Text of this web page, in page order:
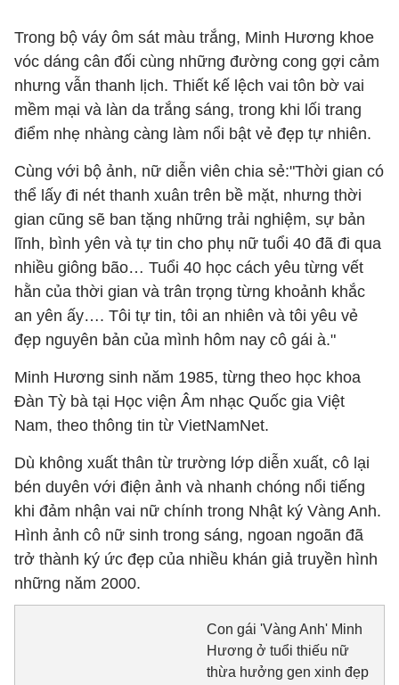
Trong bộ váy ôm sát màu trắng, Minh Hương khoe
vóc dáng cân đối cùng những đường cong gợi cảm
nhưng vẫn thanh lịch. Thiết kế lệch vai tôn bờ vai
mềm mại và làn da trắng sáng, trong khi lối trang
điểm nhẹ nhàng càng làm nổi bật vẻ đẹp tự nhiên.
Cùng với bộ ảnh, nữ diễn viên chia sẻ:"Thời gian có
thể lấy đi nét thanh xuân trên bề mặt, nhưng thời
gian cũng sẽ ban tặng những trải nghiệm, sự bản
lĩnh, bình yên và tự tin cho phụ nữ tuổi 40 đã đi qua
nhiều giông bão… Tuổi 40 học cách yêu từng vết
hằn của thời gian và trân trọng từng khoảnh khắc
an yên ấy…. Tôi tự tin, tôi an nhiên và tôi yêu vẻ
đẹp nguyên bản của mình hôm nay cô gái à."
Minh Hương sinh năm 1985, từng theo học khoa
Đàn Tỳ bà tại Học viện Âm nhạc Quốc gia Việt
Nam, theo thông tin từ VietNamNet.
Dù không xuất thân từ trường lớp diễn xuất, cô lại
bén duyên với điện ảnh và nhanh chóng nổi tiếng
khi đảm nhận vai nữ chính trong Nhật ký Vàng Anh.
Hình ảnh cô nữ sinh trong sáng, ngoan ngoãn đã
trở thành ký ức đẹp của nhiều khán giả truyền hình
những năm 2000.
Con gái 'Vàng Anh' Minh
Hương ở tuổi thiếu nữ
thừa hưởng gen xinh đẹp